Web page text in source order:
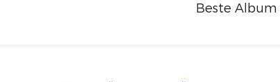
Beste Album